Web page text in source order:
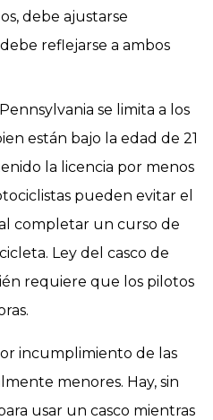
debe ajustarse
reflejarse a ambos
se limita a los
están bajo la edad de 21
la licencia por menos
pueden evitar el
completar un curso de
Ley del casco de
requiere que los pilotos
incumplimiento de las
menores. Hay, sin
usar un casco mientras